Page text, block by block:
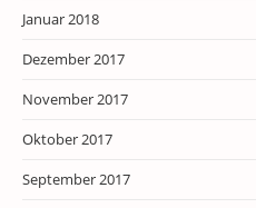
Januar 2018
Dezember 2017
November 2017
Oktober 2017
September 2017